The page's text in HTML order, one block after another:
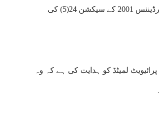
جاری رکھا، مبینہ طور پر پاکستان کے انٹلیکچوئل پراپرٹی آرڈیننس 2001 کے سیکشن 24(5) کی
لمیٹڈ کو ہدایت کی ہے کہ وہ